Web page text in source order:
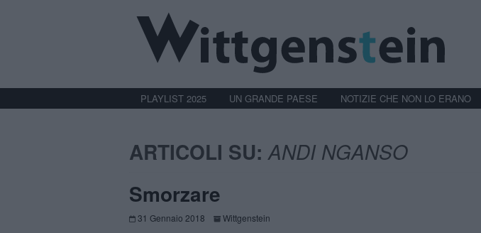
PLAYLIST 2025 UN GRANDE PAESE NOTIZIE CHE NON LO ERANO
ARTICOLI SU:ANDI NGANSO
Smorzare
31 Gennaio 2018 Wittgenstein